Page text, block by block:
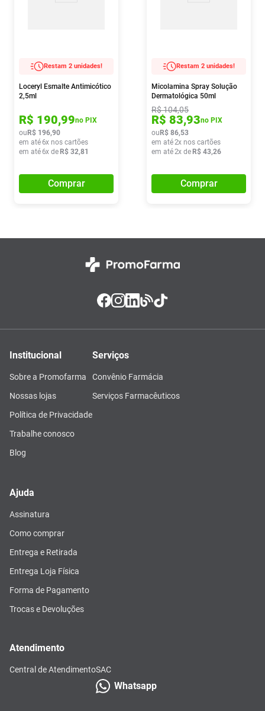
Restam 2 unidades!
Loceryl Esmalte Antimicótico
2,5ml
R$ 190,99no PIX
ou R$ 196,90
em até6x nos cartões
em até6x de R$ 32,81
Comprar
Restam 2 unidades!
Micolamina Spray Solução
Dermatológica 50ml
R$104,05
R$ 83,93no PIX
ou R$ 86,53
em até2x nos cartões
em até2x de R$ 43,26
Comprar
Institucional
Sobre a Promofarma
Nossas lojas
Política de Privacidade
Trabalhe conosco
Blog
Serviços
Convênio Farmácia
Serviços Farmacêuticos
Ajuda
Assinatura
Como comprar
Entrega e Retirada
Entrega Loja Física
Forma de Pagamento
Trocas e Devoluções
Atendimento
Central de AtendimentoSAC
Whatsapp